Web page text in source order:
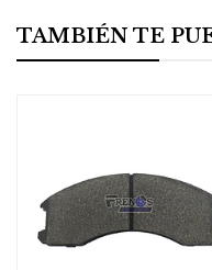
TAMBIÉN TE